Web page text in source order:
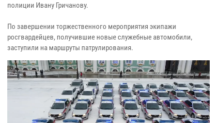
полиции Ивану Гричанову.
По завершении торжественного мероприятия экипажи
росгвардейцев, получившие новые служебные автомобили,
заступили на маршруты патрулирования.